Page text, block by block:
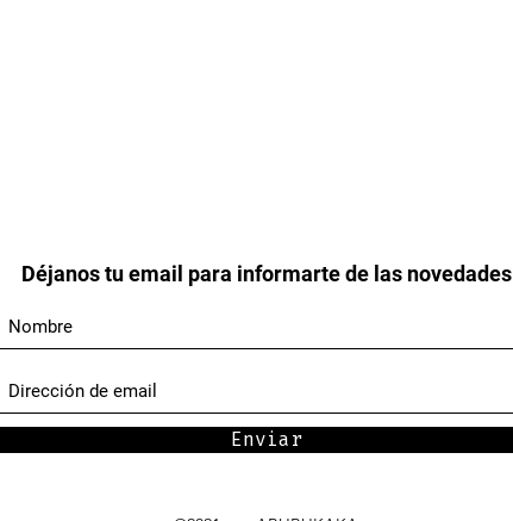
Déjanos tu email para informarte de las novedades
Enviar